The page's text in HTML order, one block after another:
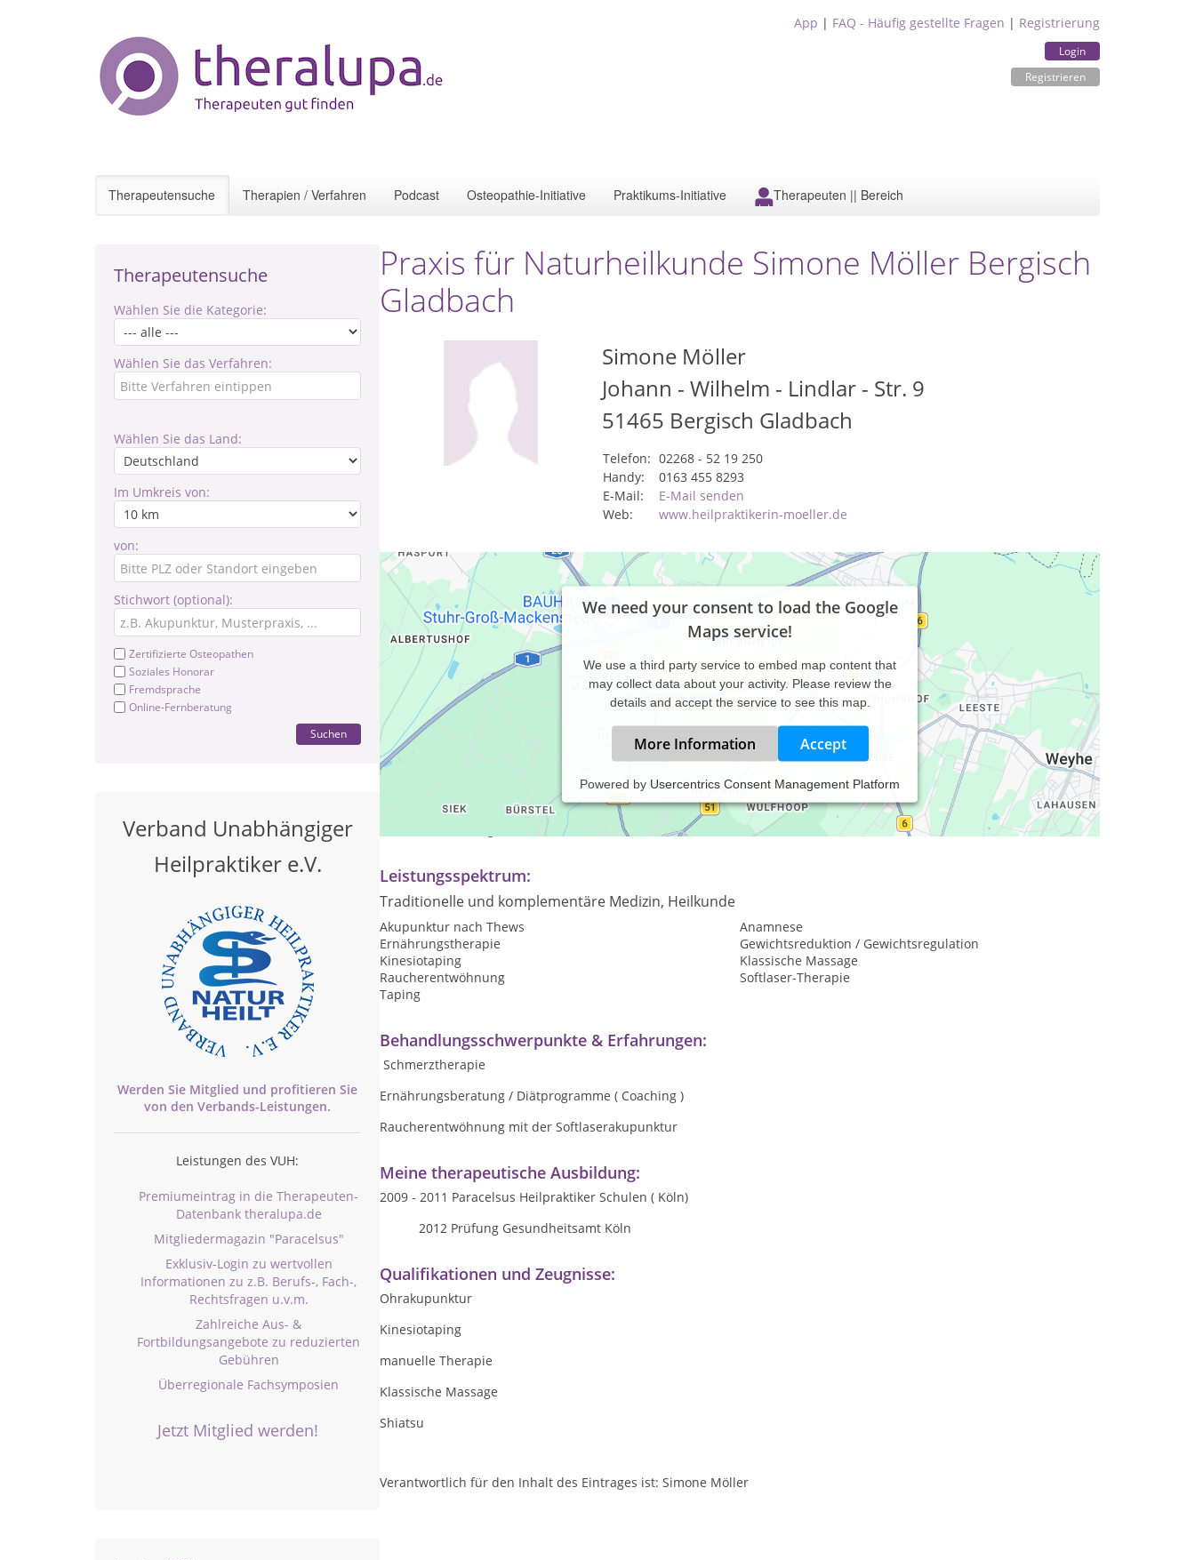
App | FAQ - Häufig gestellte Fragen | Registrierung
Login
Registrieren
Therapeutensuche Therapien / Verfahren Podcast Osteopathie-Initiative Praktikums-Initiative Therapeuten || Bereich
Therapeutensuche
Wählen Sie die Kategorie:
Wählen Sie das Verfahren:
Wählen Sie das Land:
Im Umkreis von:
von:
Stichwort (optional):
Zertifizierte Osteopathen
Soziales Honorar
Fremdsprache
Online-Fernberatung
Suchen
Verband Unabhängiger
Heilpraktiker e.V.
Werden Sie Mitglied und profitieren Sie
von den Verbands-Leistungen.
Leistungen des VUH:
Premiumeintrag in die Therapeuten-
Datenbank theralupa.de
Mitgliedermagazin "Paracelsus"
Exklusiv-Login zu wertvollen
Informationen zu z.B. Berufs-, Fach-,
Rechtsfragen u.v.m.
Zahlreiche Aus- &
Fortbildungsangebote zu reduzierten
Gebühren
Überregionale Fachsymposien
Jetzt Mitglied werden!
Praxis für Naturheilkunde Simone Möller Bergisch
Gladbach
Simone Möller
Johann - Wilhelm - Lindlar - Str. 9
51465 Bergisch Gladbach
Telefon: 02268 - 52 19 250
Handy:
0163 455 8293
E-Mail:
E-Mail senden
Web:
www.heilpraktikerin-moeller.de
We need your consent to load the Google
Maps service!
We use a third party service to embed map content that
may collect data about your activity. Please review the
details and accept the service to see this map.
More Information Accept
Powered by Usercentrics Consent Management Platform
Praxiszeiten:
Leistungsspektrum:
Traditionelle und komplementäre Medizin, Heilkunde
Akupunktur nach Thews
Anamnese
Ernährungstherapie
Gewichtsreduktion / Gewichtsregulation
Kinesiotaping
Klassische Massage
Raucherentwöhnung
Softlaser-Therapie
Taping
Behandlungsschwerpunkte & Erfahrungen:
Schmerztherapie
Ernährungsberatung / Diätprogramme ( Coaching )
Raucherentwöhnung mit der Softlaserakupunktur
Meine therapeutische Ausbildung:
2009 - 2011 Paracelsus Heilpraktiker Schulen ( Köln)
2012 Prüfung Gesundheitsamt Köln
Qualifikationen und Zeugnisse:
Ohrakupunktur
Kinesiotaping
manuelle Therapie
Klassische Massage
Shiatsu
Verantwortlich für den Inhalt des Eintrages ist: Simone Möller